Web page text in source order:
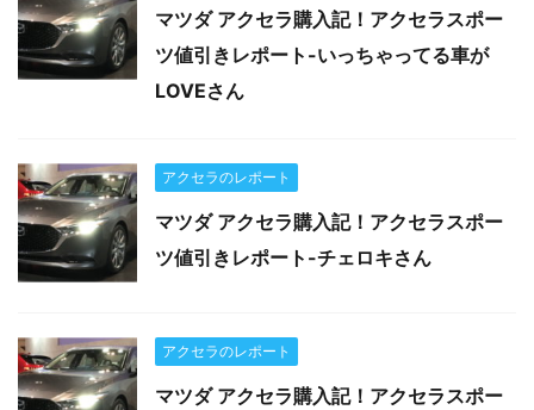
マツダ アクセラ購入記！アクセラスポー
ツ値引きレポート-いっちゃってる車が
LOVEさん
アクセラのレポート
マツダ アクセラ購入記！アクセラスポー
ツ値引きレポート-チェロキさん
アクセラのレポート
マツダ アクセラ購入記！アクセラスポー